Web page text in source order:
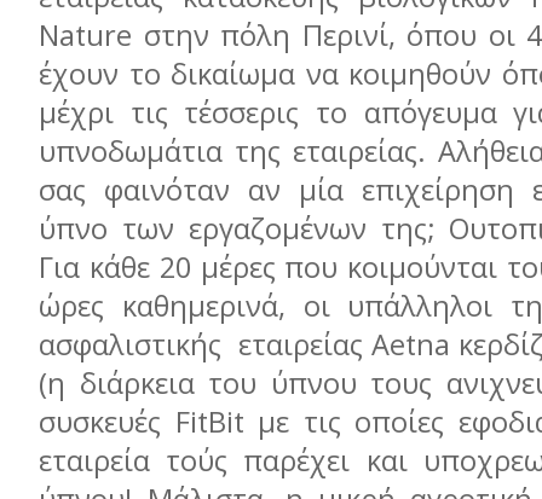
Nature στην πόλη Περινί, όπου οι
έχουν το δικαίωμα να κοιμηθούν
μέχρι τις τέσσερις το απόγευμα
υπνοδωμάτια της εταιρείας.
σας φαινόταν αν μία επιχείρηση
ύπνο των εργαζομένων της;
Για κάθε 20 μέρες που κοιμούνται
ώρες καθημερινά, οι υπάλληλοι
ασφαλιστικής εταιρείας Aetna
(η διάρκεια του ύπνου τους
συσκευές FitBit με τις οποίες
εταιρεία τούς παρέχει και